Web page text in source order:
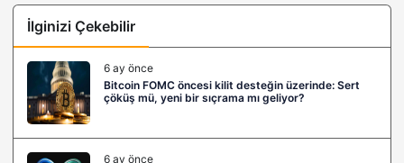
İlginizi Çekebilir
6 ay önce
Bitcoin FOMC öncesi kilit desteğin üzerinde: Sert
çöküş mü, yeni bir sıçrama mı geliyor?
6 ay önce